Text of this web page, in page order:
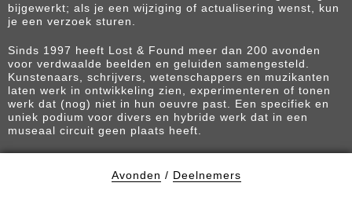
bijgewerkt; als je een wijziging of actualisering wenst, kun
je een verzoek sturen.
Sinds 1997 heeft Lost & Found meer dan 200 avonden
voor verdwaalde beelden en geluiden samengesteld.
Kunstenaars, schrijvers, wetenschappers en muzikanten
laten werk in ontwikkeling zien, experimenteren of tonen
werk dat (nog) niet in hun oeuvre past. Een specifiek en
uniek podium voor divers en hybride werk dat in een
museaal circuit geen plaats heeft.
Avonden / Deelnemers